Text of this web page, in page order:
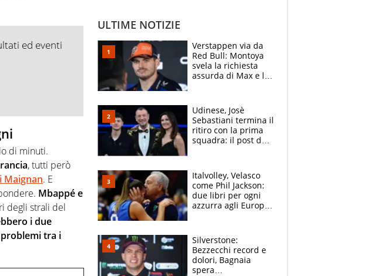
ed eventi
di minuti.
, tutti però
Maignan. E
Mbappé e
degli strali del
i due
tra i
ULTIME NOTIZIE
Verstappen via da
Red Bull: Montoya
svela la richiesta
assurda di Max e lo
McLaren siano
meglio?”
Udinese, Josè
Sebastiani termina il
ritiro con la prima
squadra: il post del
sfondo
Italvolley, Velasco
come Phil Jackson:
due libri per ogni
azzurra agli Europei.
Silverstone:
Bezzecchi record e
dolori, Bagnaia
spera